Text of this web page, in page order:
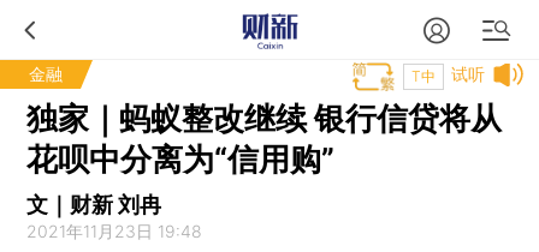
金融 试听
T中
独家｜蚂蚁整改继续 银行信贷将从
花呗中分离为“信用购”
文｜财新 刘冉
2021年11月23日 19:48